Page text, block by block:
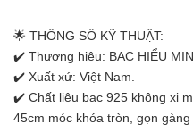
🌟 THÔNG SỐ KỸ THUẬT:
✔️ Thương hiệu: BẠC HIỂU
✔️ Xuất xứ: Việt Nam.
✔️ Chất liệu bạc 925 không xi
45cm móc khóa tròn, gọn